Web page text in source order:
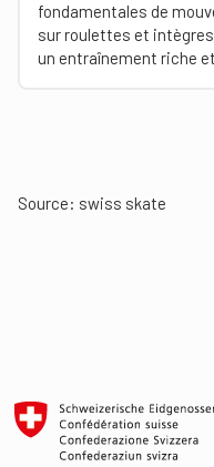
fondamentales de
sur roulettes et
un entraînement riche
Source: swiss skate